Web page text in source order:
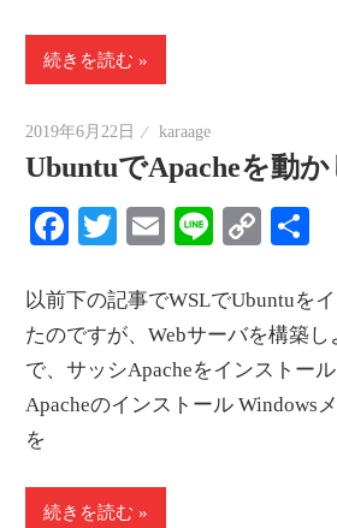
続きを読む
2019年6月22日 karaage
UbuntuでApacheを動
Facebook
Twitter
EmailLineCopy
以前下の記事でWSLでUbuntuを
たのですが、Webサーバを構築し
で、サッシApacheをインストール
Apacheのインストール Windows
を
続きを読む